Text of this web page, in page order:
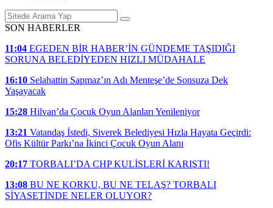
SON HABERLER
11:04 EGEDEN BİR HABER’İN GÜNDEME TAŞIDIĞI
SORUNA BELEDİYEDEN HIZLI MÜDAHALE
16:10 Selahattin Sapmaz’ın Adı Menteşe’de Sonsuza Dek
Yaşayacak
15:28 Hilvan’da Çocuk Oyun Alanları Yenileniyor
13:21 Vatandaş İstedi, Siverek Belediyesi Hızla Hayata Geçirdi:
Ofis Kültür Parkı’na İkinci Çocuk Oyun Alanı
20:17 TORBALI’DA CHP KULİSLERİ KARIŞTI!
13:08 BU NE KORKU, BU NE TELAŞ? TORBALI
SİYASETİNDE NELER OLUYOR?